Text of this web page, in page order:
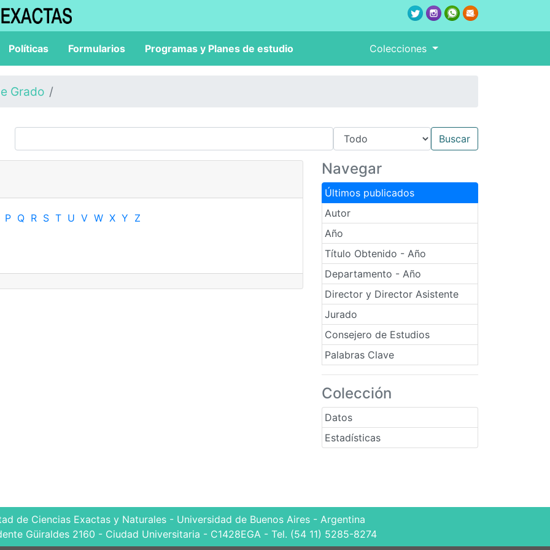
Políticas Formularios Programas y Planes de estudio Colecciones
Grado
Navegar
Últimos publicados
Autor
Año
Título Obtenido - Año
Departamento - Año
Director y Director Asistente
Jurado
Consejero de Estudios
Palabras Clave
Colección
Datos
Estadísticas
P Q R S T U V W X Y Z
de Ciencias Exactas y Naturales - Universidad de Buenos Aires - Argentina
Güiraldes 2160 - Ciudad Universitaria - C1428EGA - Tel. (54 11) 5285-8274